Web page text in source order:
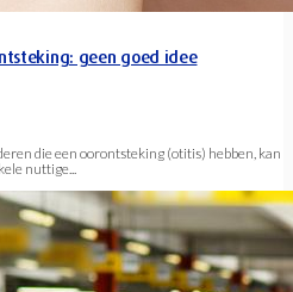
geen goed idee
die een oorontsteking (otitis) hebben, kan
nuttige...